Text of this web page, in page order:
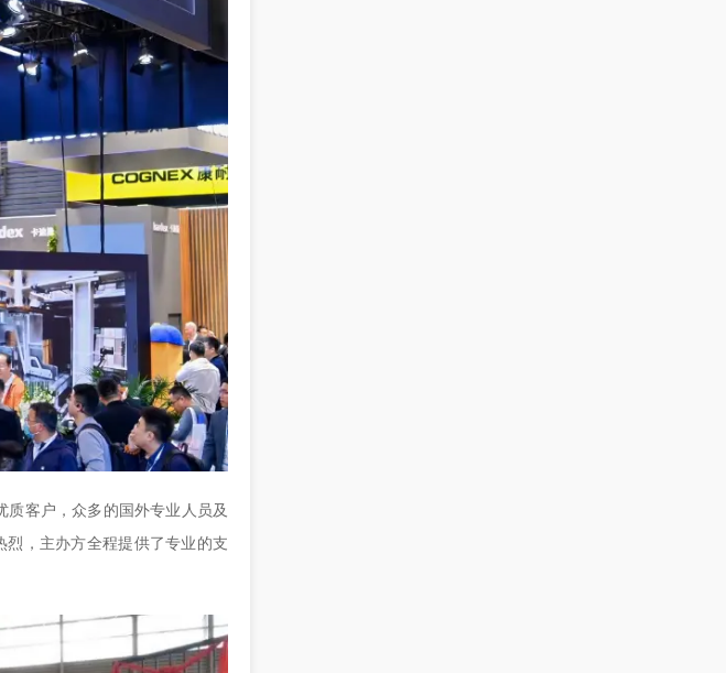
客户，众多的国外专业人员及
，主办方全程提供了专业的支